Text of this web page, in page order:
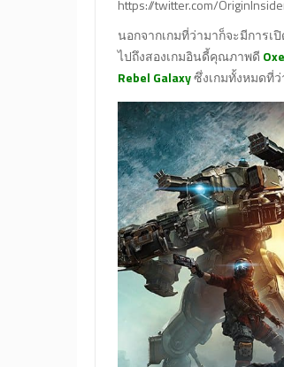
https://twitter.com/
นอกจากเกมที่ว่ามาก็จะมีการเ
ไปถึงสองเกมอินดี้คุณภาพดี
Rebel Galaxyซึ่งเกมทั้งหมดที่